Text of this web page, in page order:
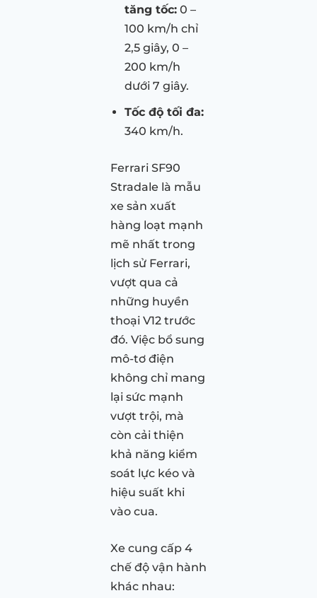
tăng tốc: 0 –
100 km/h chỉ
2,5 giây, 0 –
200 km/h
dưới 7 giây.
Tốc độ tối đa:
340 km/h.
Ferrari SF90
Stradale là mẫu
xe sản xuất
hàng loạt mạnh
mẽ nhất trong
lịch sử Ferrari,
vượt qua cả
những huyền
thoại V12 trước
đó. Việc bổ sung
mô-tơ điện
không chỉ mang
lại sức mạnh
vượt trội, mà
còn cải thiện
khả năng kiểm
soát lực kéo và
hiệu suất khi
vào cua.
Xe cung cấp 4
chế độ vận hành
khác nhau: